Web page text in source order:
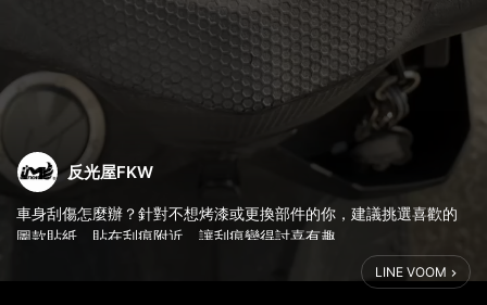
反光屋FKW
車身刮傷怎麼辦？針對不想烤漆或更換部件的你，建議挑選喜歡的
圖款貼紙，貼在刮痕附近，讓刮痕變得討喜有趣
LINE VOOM